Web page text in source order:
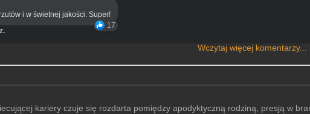
i w świetnej jakości. Super!
17
Wczytaj więcej komentarzy...
kariery czuje się rozdarta pomiędzy apodyktyczną rodziną, presją w